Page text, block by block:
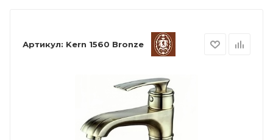
Артикул: Kern 1560 Bronze